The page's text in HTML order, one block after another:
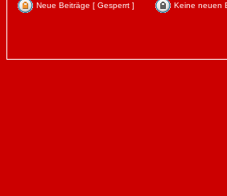
Neue Beiträge [ Gesperrt ]
Keine neuen